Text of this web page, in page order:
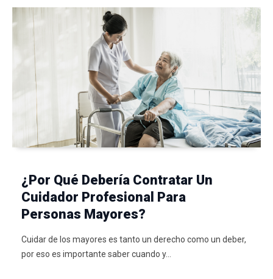
¿Por Qué Debería Contratar Un
Cuidador Profesional Para
Personas Mayores?
Cuidar de los mayores es tanto un derecho como un deber,
por eso es importante saber cuando y…